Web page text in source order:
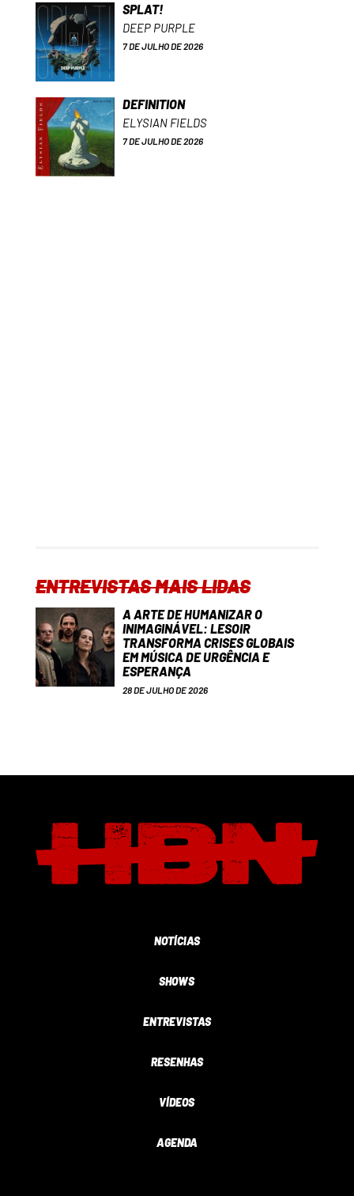
SPLAT!
DEEP PURPLE
7 DE JULHO DE 2026
DEFINITION
ELYSIAN FIELDS
7 DE JULHO DE 2026
ENTREVISTAS MAIS LIDAS
A ARTE DE HUMANIZAR O
INIMAGINÁVEL: LESOIR
TRANSFORMA CRISES GLOBAIS
EM MÚSICA DE URGÊNCIA E
ESPERANÇA
28 DE JULHO DE 2026
NOTÍCIAS
SHOWS
ENTREVISTAS
RESENHAS
VÍDEOS
AGENDA